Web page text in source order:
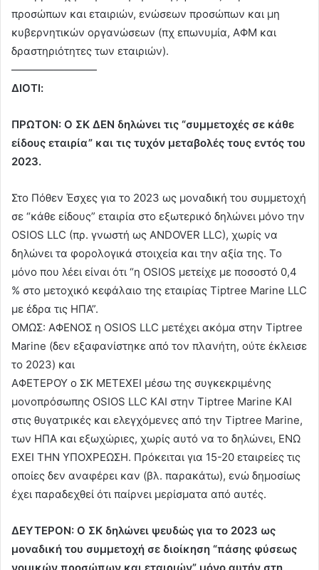
προσώπων και εταιριών, ενώσεων προσώπων και μη
κυβερνητικών οργανώσεων (πχ επωνυμία, ΑΦΜ και
δραστηριότητες των εταιριών).
————————
ΔΙΟΤΙ:
ΠΡΩΤΟΝ: Ο ΣΚ ΔΕΝ δηλώνει τις “συμμετοχές σε κάθε
είδους εταιρία” και τις τυχόν μεταβολές τους εντός του
2023.
Στο Πόθεν Έσχες για το 2023 ως μοναδική του συμμετοχή
σε “κάθε είδους” εταιρία στο εξωτερικό δηλώνει μόνο την
OSIOS LLC (πρ. γνωστή ως ANDOVER LLC), χωρίς να
δηλώνει τα φορολογικά στοιχεία και την αξία της. Το
μόνο που λέει είναι ότι “η OSIOS μετείχε με ποσοστό 0,4
% στο μετοχικό κεφάλαιο της εταιρίας Tiptree Marine LLC
με έδρα τις ΗΠΑ”.
ΟΜΩΣ: ΑΦΕΝΟΣ η OSIOS LLC μετέχει ακόμα στην Tiptree
Marine (δεν εξαφανίστηκε από τον πλανήτη, ούτε έκλεισε
το 2023) και
ΑΦΕΤΕΡΟΥ ο ΣΚ ΜΕΤΕΧΕΙ μέσω της συγκεκριμένης
μονοπρόσωπης OSIOS LLC ΚΑΙ στην Tiptree Marine KAI
στις θυγατρικές και ελεγχόμενες από την Tiptree Marine,
των ΗΠΑ και εξωχώριες, χωρίς αυτό να το δηλώνει, ΕΝΩ
ΕΧΕΙ ΤΗΝ ΥΠΟΧΡΕΩΣΗ. Πρόκειται για 15-20 εταιρείες τις
οποίες δεν αναφέρει καν (βλ. παρακάτω), ενώ δημοσίως
έχει παραδεχθεί ότι παίρνει μερίσματα από αυτές.
ΔΕΥΤΕΡΟΝ: Ο ΣΚ δηλώνει ψευδώς για το 2023 ως
μοναδική του συμμετοχή σε διοίκηση “πάσης φύσεως